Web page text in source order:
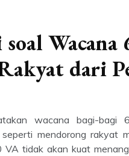
dari
wacana bagi-
mendorong rakyat
tidak akan kuat